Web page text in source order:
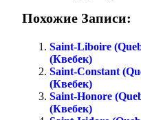
Похожие Записи:
Saint-Liboire
(Квебек)
Saint-Constant
(Квебек)
Saint-Honore
(Квебек)